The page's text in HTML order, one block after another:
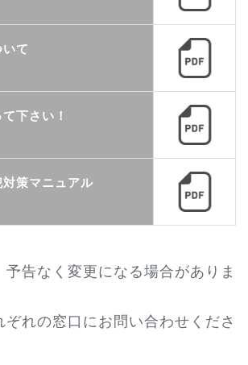
て
下さい！
策マニュアル
予告なく変更になる場合がありま
れの窓口にお問い合わせくださ